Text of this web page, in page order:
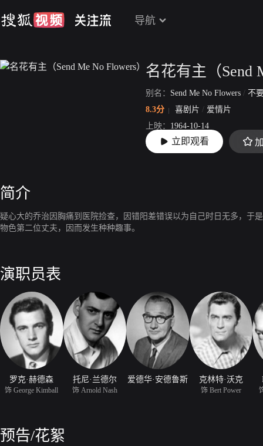
导航
名花有主（Send
别名： Send Me No Flowers / 不要送
8.3分
喜剧片 / 爱情片
上映： 1964-10-14
片长： 99分49秒
立即观看
简介
疑心大的乔治因胸痛到医院捡查，因错阳差错误以为自己时日无多，于
物色第二位丈夫，因而发生种种趣事。
演职员表
罗克·赫德森
饰 George Kimball
托尼·兰德尔
饰 Arnold Nash
爱德华·安德鲁斯 克林特·沃克
饰 Bert Power
预告/花絮